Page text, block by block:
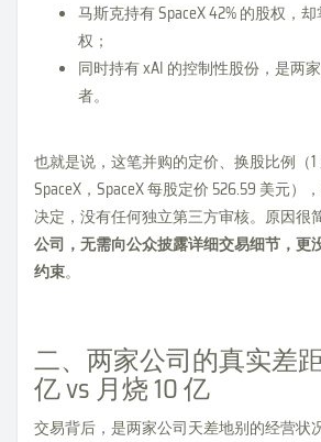
马斯克持有 SpaceX 42% 的股权，
权；
同时持有 xAI 的控制性股份，是两
者。
也就是说，这笔并购的定价、换股比例（1
SpaceX，SpaceX 每股定价 526.59 美元）
决定，没有任何独立第三方审核。原因很
公司，无需向公众披露详细交易细节，更
约束。
二、两家公司的真实差
亿 vs 月烧 10 亿
交易背后，是两家公司天差地别的经营状